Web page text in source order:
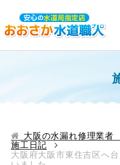
大阪の水漏れ修理業者
施工日記
大阪府大阪市東住吉区へ